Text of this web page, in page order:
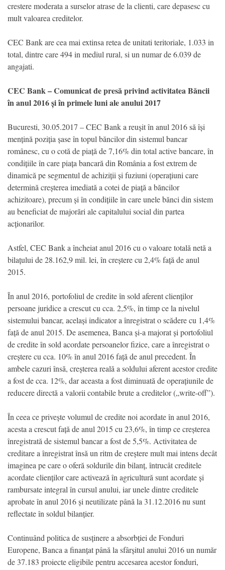
crestere moderata a surselor atrase de la clienti, care depasesc cu
mult valoarea creditelor.
CEC Bank are cea mai extinsa retea de unitati teritoriale, 1.033 in
total, dintre care 494 in mediul rural, si un numar de 6.039 de
angajati.
CEC Bank – Comunicat de presă privind activitatea Băncii
în anul 2016 și în primele luni ale anului 2017
Bucuresti, 30.05.2017 – CEC Bank a reușit în anul 2016 să își
mențină poziția șase în topul băncilor din sistemul bancar
românesc, cu o cotă de piață de 7,16% din total active bancare, în
condițiile în care piața bancară din România a fost extrem de
dinamică pe segmentul de achiziții și fuziuni (operațiuni care
determină creșterea imediată a cotei de piață a băncilor
achizitoare), precum și în condițiile în care unele bănci din sistem
au beneficiat de majorări ale capitalului social din partea
acționarilor.
Astfel, CEC Bank a încheiat anul 2016 cu o valoare totală netă a
bilațului de 28.162,9 mil. lei, în creștere cu 2,4% față de anul
2015.
În anul 2016, portofoliul de credite în sold aferent clienților
persoane juridice a crescut cu cca. 2,5%, în timp ce la nivelul
sistemului bancar, același indicator a înregistrat o scădere cu 1,4%
față de anul 2015. De asemenea, Banca și-a majorat și portofoliul
de credite în sold acordate persoanelor fizice, care a înregistrat o
creștere cu cca. 10% în anul 2016 față de anul precedent. În
ambele cazuri însă, creșterea reală a soldului aferent acestor credite
a fost de cca. 12%, dar aceasta a fost diminuată de operațiunile de
reducere directă a valorii contabile brute a creditelor („write-off”).
În ceea ce privește volumul de credite noi acordate în anul 2016,
acesta a crescut față de anul 2015 cu 23,6%, în timp ce creșterea
înregistrată de sistemul bancar a fost de 5,5%. Activitatea de
creditare a înregistrat însă un ritm de creștere mult mai intens decât
imaginea pe care o oferă soldurile din bilanț, întrucât creditele
acordate clienților care activează în agricultură sunt acordate și
rambursate integral în cursul anului, iar unele dintre creditele
aprobate în anul 2016 și neutilizate până la 31.12.2016 nu sunt
reflectate în soldul bilanțier.
Continuând politica de susținere a absorbției de Fonduri
Europene, Banca a finanțat până la sfârșitul anului 2016 un număr
de 37.183 proiecte eligibile pentru accesarea acestor fonduri,